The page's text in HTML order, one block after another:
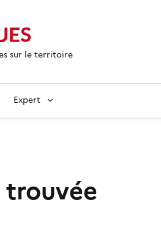
sur le territoire
Expert
trouvée